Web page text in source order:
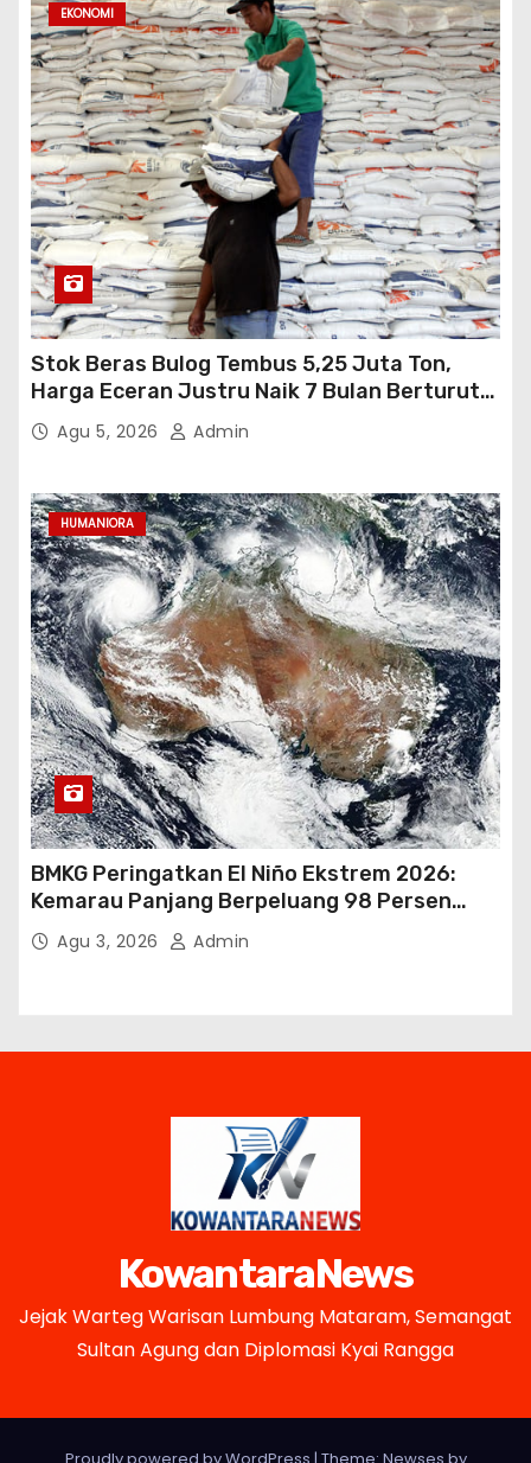
EKONOMI
Stok Beras Bulog Tembus 5,25 Juta Ton,
Harga Eceran Justru Naik 7 Bulan Berturut-
TurutAgu 5, 2026 Admin
HUMANIORA
BMKG Peringatkan El Niño Ekstrem 2026:
Kemarau Panjang Berpeluang 98 Persen
hingga Awal 2027
Agu 3, 2026 Admin
KowantaraNews
Jejak Warteg Warisan Lumbung Mataram, Semangat
Sultan Agung dan Diplomasi Kyai Rangga
Proudly powered by WordPress | Theme: Newses by